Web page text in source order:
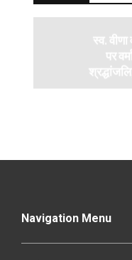
स्व. वीणा
पर
Navigation Menu